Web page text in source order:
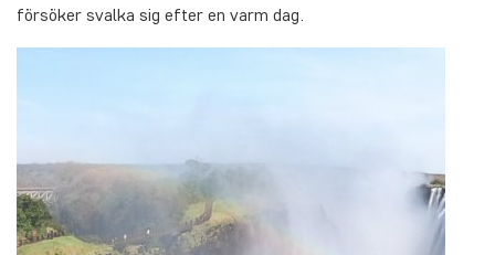
försöker svalka sig efter en varm dag.